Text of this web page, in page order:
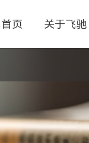
首页 关于飞驰